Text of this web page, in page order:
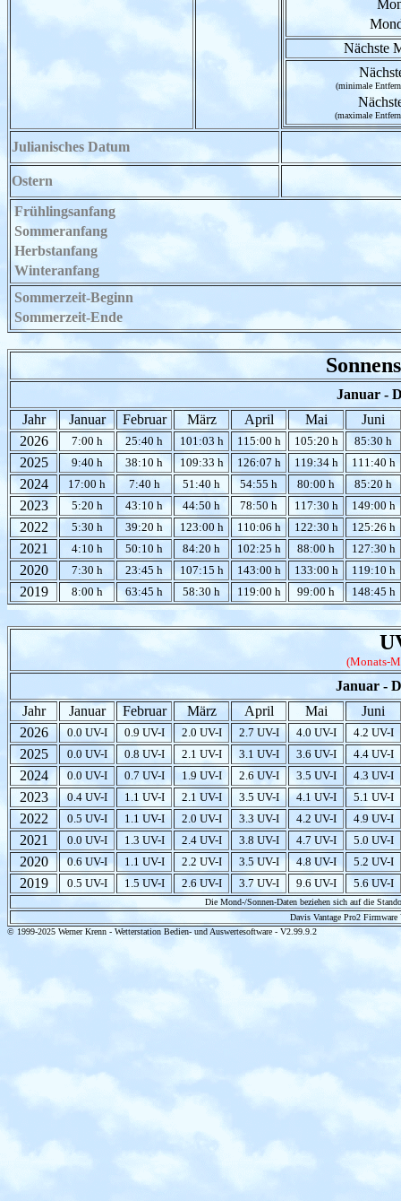
Nächste
(minimale
(maximale
Julianisches Datum
Ostern
Frühlingsanfang
Sommeranfang
Herbstanfang
Winteranfang
Sommerzeit-Beginn
Sommerzeit-Ende
Januar -
Jahr
Januar Februar März April Mai
Juni
2026
7:00 h 25:40 h 101:03 h 115:00 h 105:20 h 85:30 h
2025 9:40 h 38:10 h 109:33 h 126:07 h 119:34 h 111:40 h
2024 17:00 h 7:40 h 51:40 h 54:55 h 80:00 h 85:20 h
2023 5:20 h 43:10 h 44:50 h 78:50 h 117:30 h 149:00 h
2022 5:30 h 39:20 h 123:00 h 110:06 h 122:30 h 125:26 h
2021 4:10 h 50:10 h 84:20 h 102:25 h 88:00 h 127:30 h
2020 7:30 h 23:45 h 107:15 h 143:00 h 133:00 h 119:10 h
2019 8:00 h 63:45 h 58:30 h 119:00 h 99:00 h 148:45 h
(Monats-
Januar -
Jahr
Januar Februar März April Mai
Juni
2026
0.0 UV-I 0.9 UV-I 2.0 UV-I 2.7 UV-I 4.0 UV-I 4.2 UV-I
2025 0.0 UV-I 0.8 UV-I 2.1 UV-I 3.1 UV-I 3.6 UV-I 4.4 UV-I
2024 0.0 UV-I 0.7 UV-I 1.9 UV-I 2.6 UV-I 3.5 UV-I 4.3 UV-I
2023 0.4 UV-I 1.1 UV-I 2.1 UV-I 3.5 UV-I 4.1 UV-I 5.1 UV-I
2022 0.5 UV-I 1.1 UV-I 2.0 UV-I 3.3 UV-I 4.2 UV-I 4.9 UV-I
2021 0.0 UV-I 1.3 UV-I 2.4 UV-I 3.8 UV-I 4.7 UV-I 5.0 UV-I
2020 0.6 UV-I 1.1 UV-I 2.2 UV-I 3.5 UV-I 4.8 UV-I 5.2 UV-I
2019 0.5 UV-I 1.5 UV-I 2.6 UV-I 3.7 UV-I 9.6 UV-I 5.6 UV-I
Die Mond-/Sonnen-Daten beziehen sich auf die
Davis Vantage Pro2
© 1999-2025 Werner Krenn - Wetterstation Bedien- und Auswertesoftware - V2.99.9.2